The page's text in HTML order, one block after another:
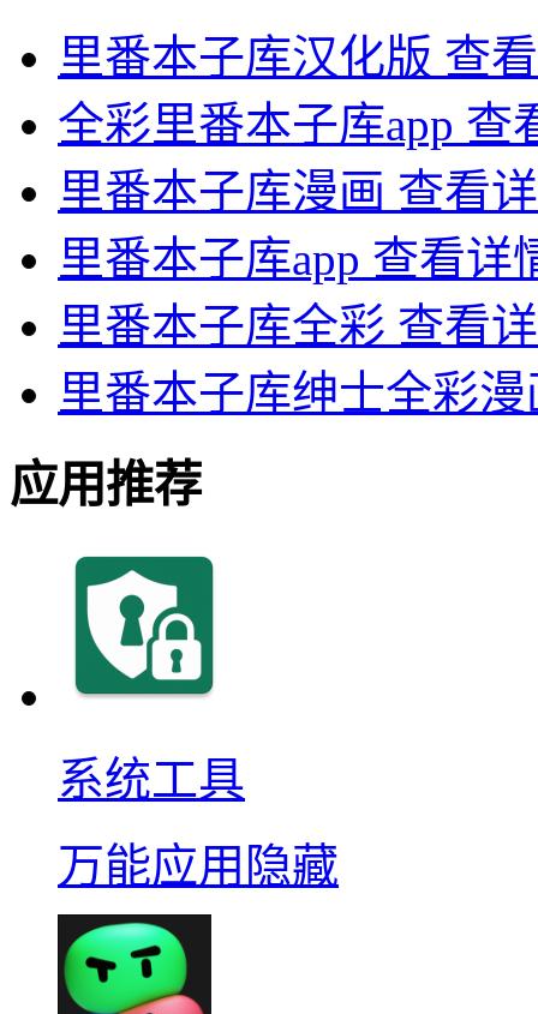
里番本子库汉化版 查
全彩里番本子库app 查
里番本子库漫画 查看
里番本子库app 查看详
里番本子库全彩 查看
里番本子库绅士全彩漫
应用推荐
系统工具
万能应用隐藏